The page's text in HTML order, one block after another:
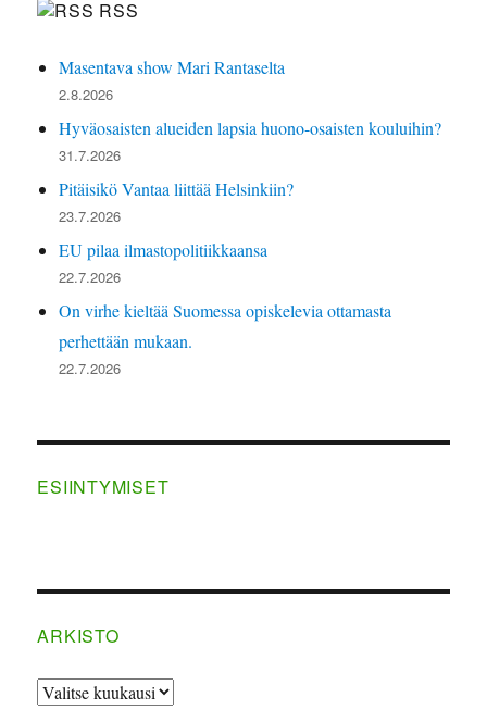
RSS
Masentava show Mari Rantaselta
2.8.2026
Hyväosaisten alueiden lapsia huono-osaisten kouluihin?
31.7.2026
Pitäisikö Vantaa liittää Helsinkiin?
23.7.2026
EU pilaa ilmastopolitiikkaansa
22.7.2026
On virhe kieltää Suomessa opiskelevia ottamasta
perhettään mukaan.
22.7.2026
ESIINTYMISET
ARKISTO
ARKISTO